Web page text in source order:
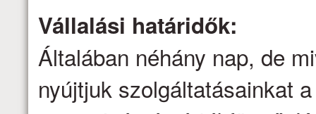
Vállalási határidők:
Általában néhány nap, de
nyújtjuk szolgáltatásainkat